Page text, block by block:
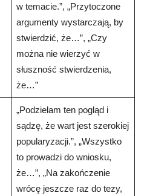
w temacie.”, „Przytoczone
argumenty wystarczają, by
stwierdzić, że…”, „Czy
można nie wierzyć w
słuszność stwierdzenia,
że…”
„Podzielam ten pogląd i
sądzę, że wart jest szerokiej
popularyzacji.”, „Wszystko
to prowadzi do wniosku,
że…”, „Na zakończenie
wrócę jeszcze raz do tezy,